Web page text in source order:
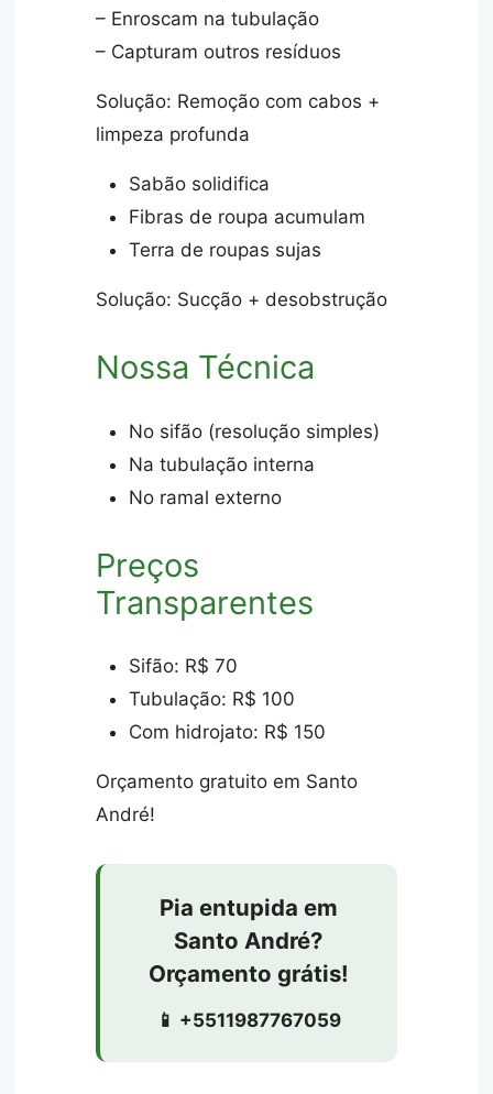
– Enroscam na tubulação
– Capturam outros resíduos
Solução: Remoção com cabos +
limpeza profunda
Sabão solidifica
Fibras de roupa acumulam
Terra de roupas sujas
Solução: Sucção + desobstrução
Nossa Técnica
No sifão (resolução simples)
Na tubulação interna
No ramal externo
Preços
Transparentes
Sifão: R$ 70
Tubulação: R$ 100
Com hidrojato: R$ 150
Orçamento gratuito em Santo
André!
Pia entupida em
Santo André?
Orçamento grátis!
📱 +5511987767059